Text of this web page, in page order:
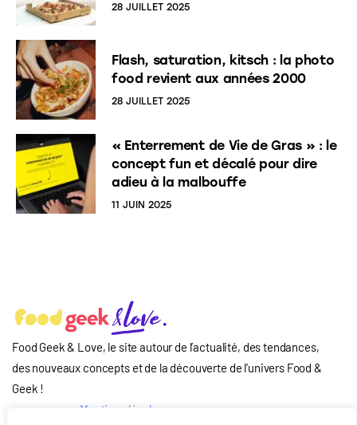
28 JUILLET 2025
Flash, saturation, kitsch : la photo
food revient aux années 2000
28 JUILLET 2025
« Enterrement de Vie de Gras » : le
concept fun et décalé pour dire
adieu à la malbouffe
11 JUIN 2025
Food Geek & Love, le site autour de l’actualité, des tendances,
des nouveaux concepts et de la découverte de l’univers Food&
Geek !
Mentions légales